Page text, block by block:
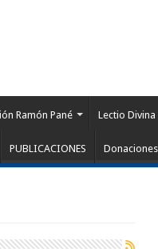
Ramón Pané Lectio Divina
PUBLICACIONES